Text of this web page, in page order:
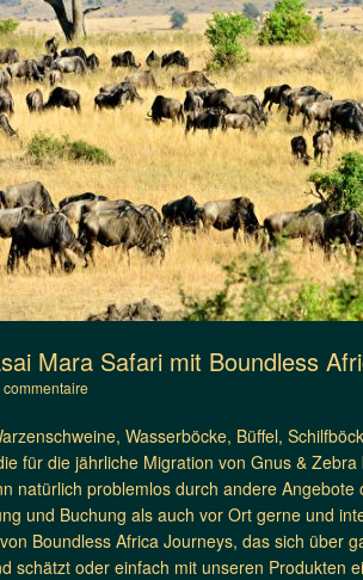
Mara Safari mit Boundless
Wasserböcke, Büffel,
für die jährliche Migration von Gnus &
natürlich problemlos durch andere
und Buchung als auch vor Ort gerne und
Boundless Africa Journeys, das sich über
schätzt oder einfach mit unseren